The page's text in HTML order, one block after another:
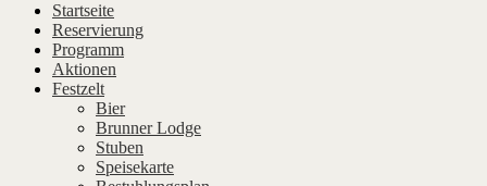
Startseite
Reservierung
Programm
Aktionen
Festzelt
Bier
Brunner Lodge
Stuben
Speisekarte